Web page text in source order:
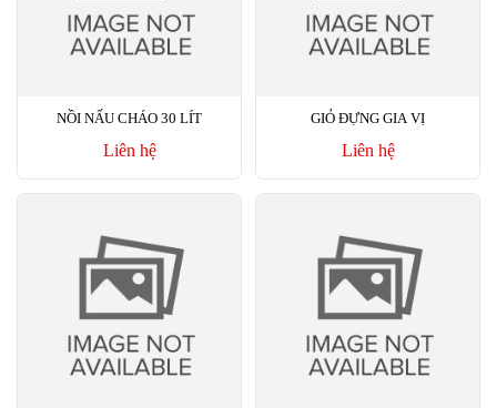
NỒI NẤU CHÁO 30 LÍT
Liên hệ
GIỎ ĐỰNG GIA VỊ
Liên hệ